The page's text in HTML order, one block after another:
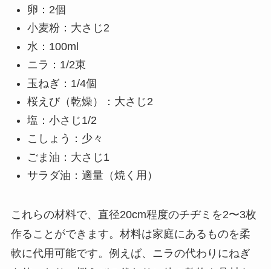
卵：2個
小麦粉：大さじ2
水：100ml
ニラ：1/2束
玉ねぎ：1/4個
桜えび（乾燥）：大さじ2
塩：小さじ1/2
こしょう：少々
ごま油：大さじ1
サラダ油：適量（焼く用）
これらの材料で、直径20cm程度のチヂミを2〜3枚
作ることができます。材料は家庭にあるものを柔
軟に代用可能です。例えば、ニラの代わりにねぎ